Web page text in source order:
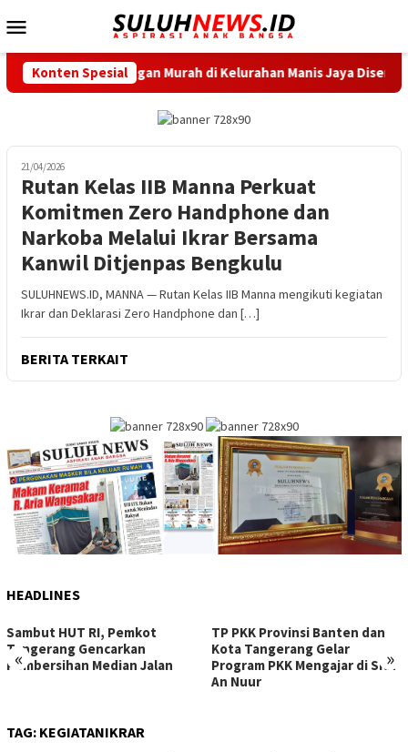
ke
Mobile
Konten Spesial
Pangan Murah di Kelurahan Manis Jaya Diserbu Warga
21/04/2026
Rutan Kelas IIB Manna Perkuat
Komitmen Zero Handphone dan
Narkoba Melalui Ikrar Bersama
Kanwil Ditjenpas Bengkulu
SULUHNEWS.ID, MANNA — Rutan Kelas IIB Manna mengikuti kegiatan
Ikrar dan Deklarasi Zero Handphone dan […]
BERITA TERKAIT
HEADLINES
« »
Sambut HUT RI, Pemkot
Tangerang Gencarkan
Pembersihan Median Jalan
TP PKK Provinsi Banten dan
Kota Tangerang Gelar
Program PKK Mengajar di SKH
An Nuur
TAG: KEGIATANIKRAR